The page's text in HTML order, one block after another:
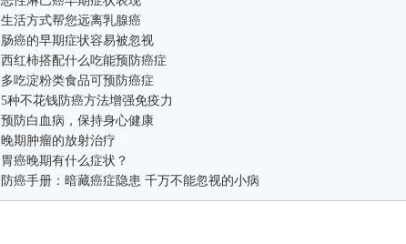
生活方式帮您远离乳腺癌
肠癌的早期症状容易被忽视
西红柿搭配什么吃能预防癌症
多吃淀粉类食品可预防癌症
5种不花钱防癌方法增强免疫力
预防白血病，保持身心健康
晚期肿瘤的放射治疗
胃癌晚期有什么症状？
防癌手册：暗藏癌症隐患 千万不能忽视的小病